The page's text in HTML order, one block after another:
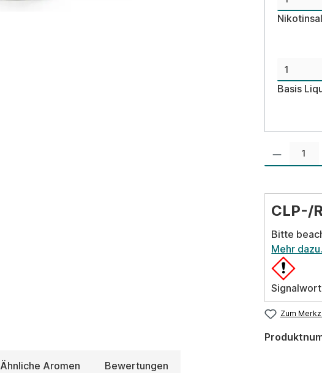
Basis
CLP-/
Bitte
Mehr
Zum
Ähnliche Aromen Bewertungen